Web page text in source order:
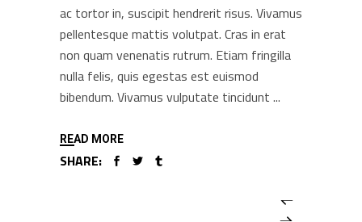
ac tortor in, suscipit hendrerit risus. Vivamus
pellentesque mattis volutpat. Cras in erat
non quam venenatis rutrum. Etiam fringilla
nulla felis, quis egestas est euismod
bibendum. Vivamus vulputate tincidunt
READ MORE
SHARE: